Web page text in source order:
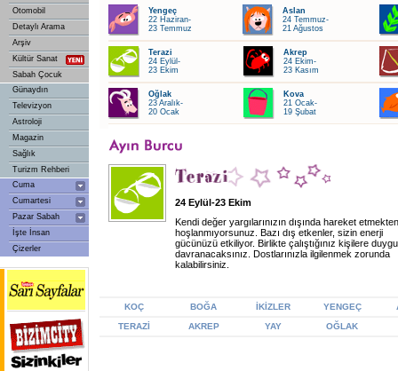
Otomobil
Detaylı Arama
Arşiv
Kültür Sanat
Sabah Çocuk
Günaydın
Televizyon
Astroloji
Magazin
Sağlık
Turizm Rehberi
Cuma
Cumartesi
Pazar Sabah
İşte İnsan
Çizerler
Yengeç
22 Haziran-
23 Temmuz
Aslan
24 Temmuz-
21 Ağustos
Terazi
24 Eylül-
23 Ekim
Akrep
24 Ekim-
23 Kasım
Oğlak
23 Aralık-
20 Ocak
Kova
21 Ocak-
19 Şubat
24 Eylül-23 Ekim
Kendi değer yargılarınızın dışında hareket etmekten
hoşlanmıyorsunuz. Bazı dış etkenler, sizin enerji
gücünüzü etkiliyor. Birlikte çalıştığınız kişilere
davranacaksınız. Dostlarınızla ilgilenmek zorunda
kalabilirsiniz.
KOÇ BOĞA İKİZLER YENGEÇ
TERAZİ
AKREP YAY OĞLAK